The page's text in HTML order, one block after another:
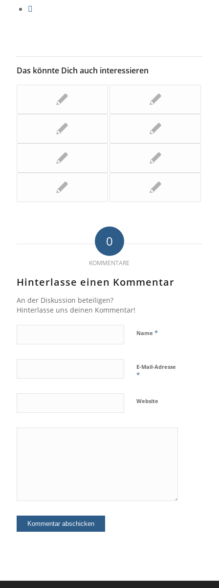
Das könnte Dich auch interessieren
0
KOMMENTARE
Hinterlasse einen Kommentar
An der Diskussion beteiligen?
Hinterlasse uns deinen Kommentar!
Name *
E-Mail-Adresse
*
Website